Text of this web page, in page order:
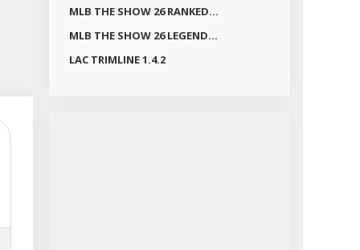
MLB THE SHOW 26 RANKED...
MLB THE SHOW 26 LEGEND...
LAC TRIMLINE 1.4.2